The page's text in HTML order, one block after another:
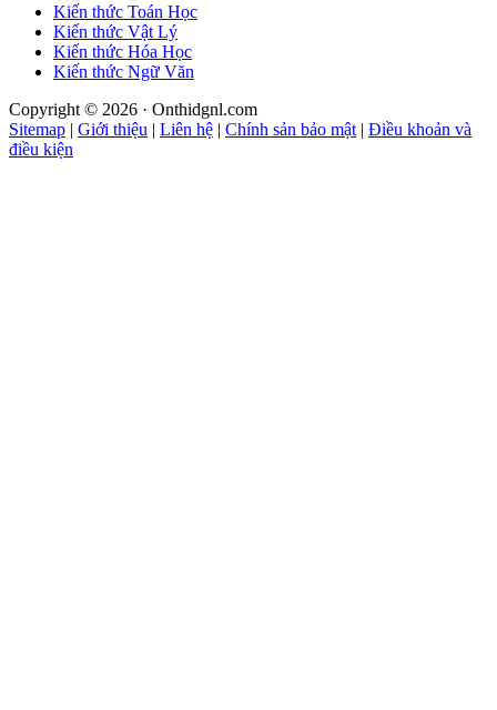
Kiến thức Toán Học
Kiến thức Vật Lý
Kiến thức Hóa Học
Kiến thức Ngữ Văn
Copyright © 2026 · Onthidgnl.com
Sitemap | Giới thiệu | Liên hệ | Chính sản bảo mật | Điều khoản và
điều kiện